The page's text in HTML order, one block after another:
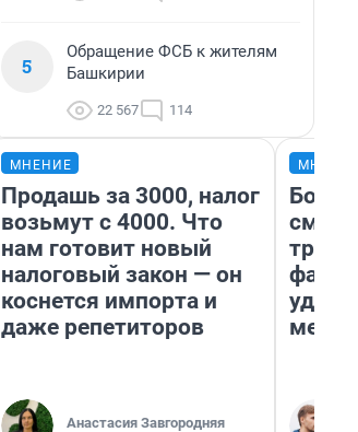
5
Обращение ФСБ к жителям
Башкирии
22 567 114
МНЕНИЕ
Продашь за 3000, налог
возьмут с 4000. Что
нам готовит новый
налоговый закон — он
коснется импорта и
даже репетиторов
Анастасия Завгородняя
месте